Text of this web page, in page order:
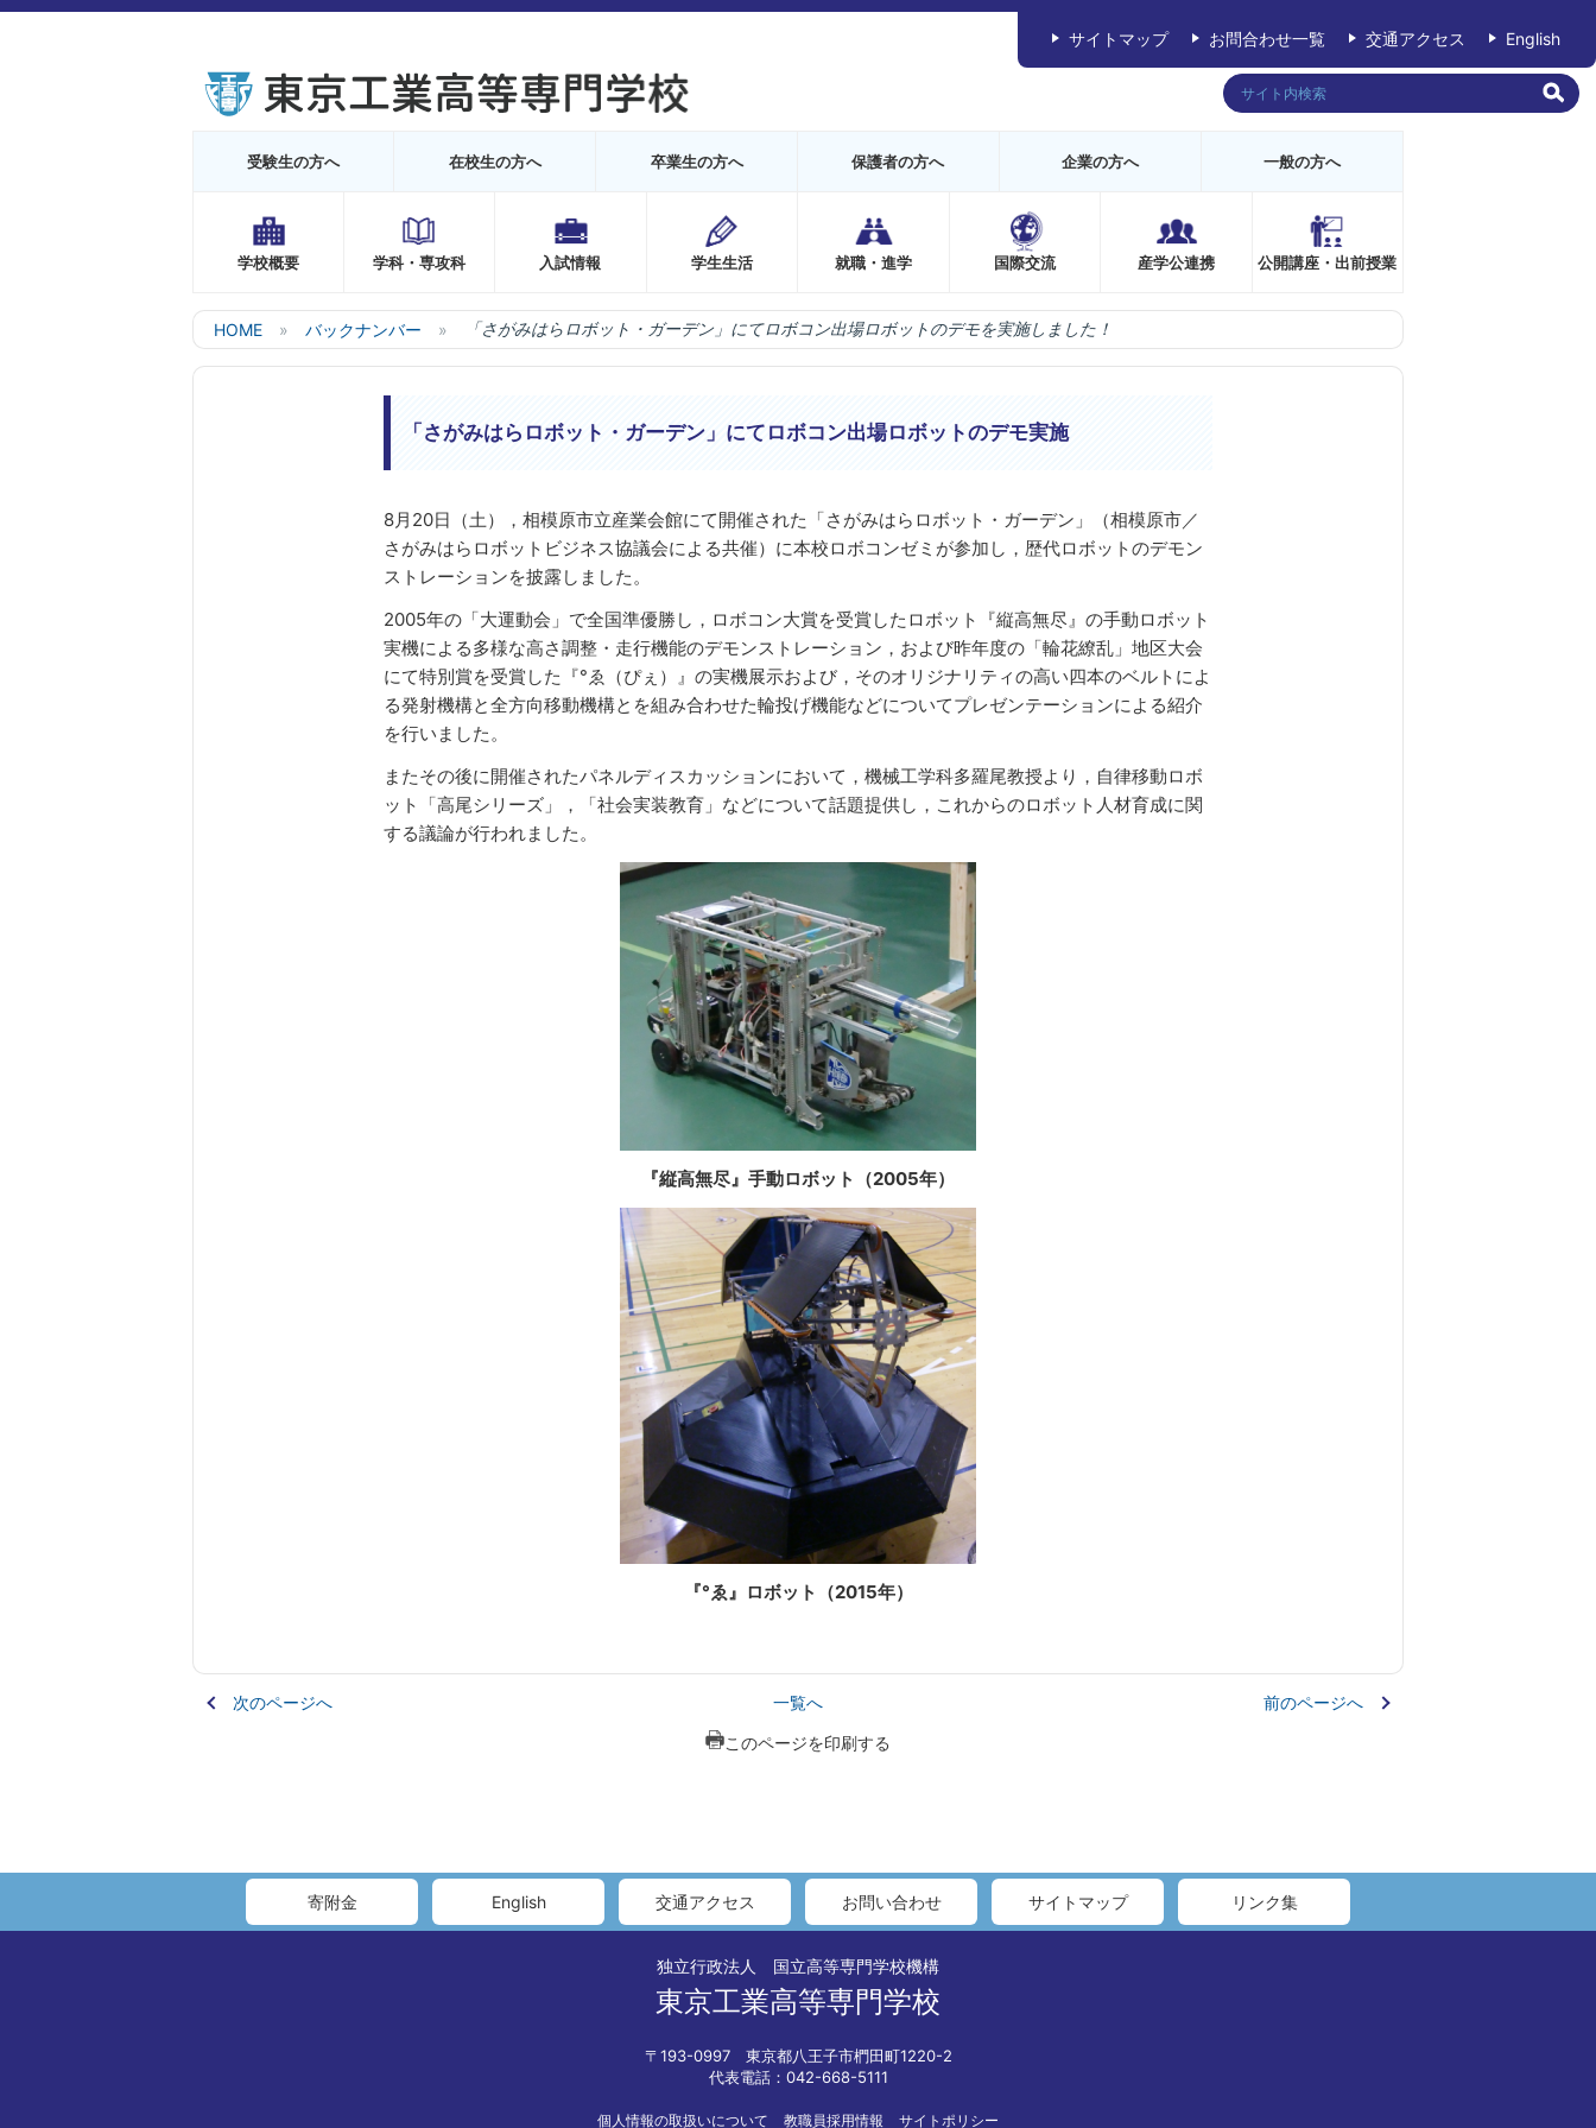
受験生の方へ 在校生の方へ 卒業生の方へ 保護者の方へ 企業の方へ 一般の方へ
学校概要 学科・専攻科 入試情報 学生生活 就職・進学 国際交流 産学公連携 公開講座・出前授業
サイトマップ お問合わせ一覧 交通アクセス English
HOME バックナンバー 「さがみはらロボット・ガーデン」にてロボコン出場ロボットのデモを実施しました！
「さがみはらロボット・ガーデン」にてロボコン出場ロボットのデモ実施
8月20日（土），相模原市立産業会館にて開催された「さがみはらロボット・ガーデン」（相模原市／
さがみはらロボットビジネス協議会による共催）に本校ロボコンゼミが参加し，歴代ロボットのデモン
ストレーションを披露しました。
2005年の「大運動会」で全国準優勝し，ロボコン大賞を受賞したロボット『縦高無尽』の手動ロボット
実機による多様な高さ調整・走行機能のデモンストレーション，および昨年度の「輪花繚乱」地区大会
にて特別賞を受賞した『°ゑ（ぴぇ）』の実機展示および，そのオリジナリティの高い四本のベルトによ
る発射機構と全方向移動機構とを組み合わせた輪投げ機能などについてプレゼンテーションによる紹介
を行いました。
またその後に開催されたパネルディスカッションにおいて，機械工学科多羅尾教授より，自律移動ロボ
ット「高尾シリーズ」，「社会実装教育」などについて話題提供し，これからのロボット人材育成に関
する議論が行われました。
『縦高無尽』手動ロボット（2005年）
『°ゑ』ロボット（2015年）
次のページへ 一覧へ
前のページへ
このページを印刷する
寄附金 English 交通アクセス お問い合わせ サイトマップ リンク集
独立行政法人 国立高等専門学校機構
東京工業高等専門学校
〒193-0997 東京都八王子市椚田町1220-2
代表電話：042-668-5111
個人情報の取扱いについて 教職員採用情報 サイトポリシー